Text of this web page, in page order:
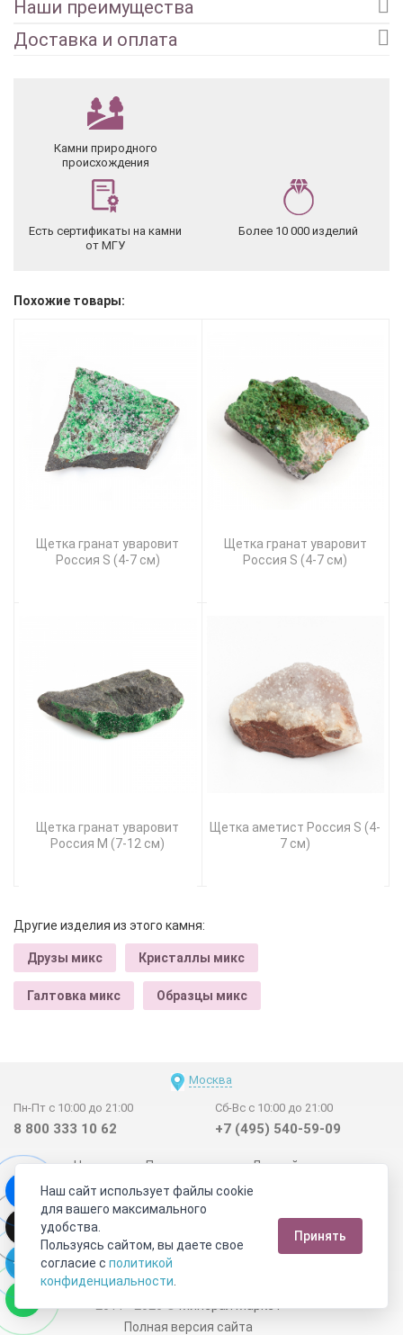
Наши преимущества
Доставка и оплата
Камни природного
происхождения
Есть сертификаты на камни
от МГУ
Более 10 000 изделий
Похожие товары:
Щетка гранат уваровит
Россия S (4-7 см)
Щетка гранат уваровит
Россия S (4-7 см)
Щетка гранат уваровит
Россия M (7-12 см)
Щетка аметист Россия S (4-
7 см)
Другие изделия из этого камня:
Друзы микс Кристаллы микс
Галтовка микс Образцы микс
Москва
Пн-Пт с 10:00 до 21:00
8 800 333 10 62
Сб-Вс с 10:00 до 21:00
+7 (495) 540-59-09
Новинки Поставщикам
Личный счет
Договор-оферта
О нас
Наши магазины
Отзывы покупателей
Сертификаты
Статьи
Обратная связь
Видео о камнях СОУТ
Телеграм
Max
2011 - 2026©Минерал Маркет
Полная версия сайта
Наш сайт использует файлы cookie
для вашего максимального
удобства.
Пользуясь сайтом, вы даете свое
согласие с политикой
конфиденциальности
Принять